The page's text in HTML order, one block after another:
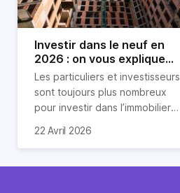
Investir dans le neuf en
2026 : on vous explique
tout !
Les particuliers et investisseurs
sont toujours plus nombreux
pour investir dans l’immobilier
nombreux avantages à choisir
expliquons tout dans cet
22 Avril 2026